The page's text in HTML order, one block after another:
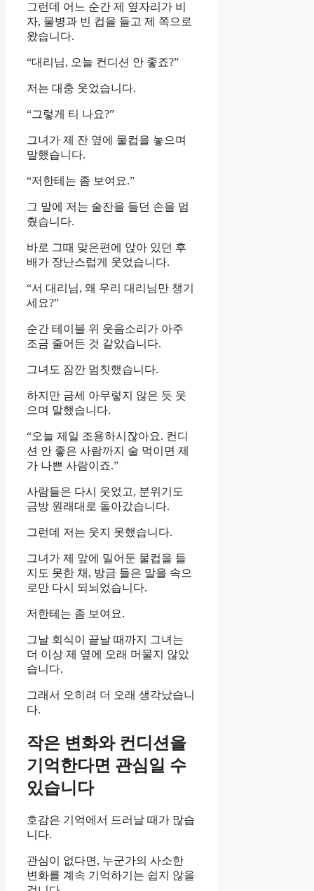
그런데 어느 순간 제 옆자리가 비
자, 물병과 빈 컵을 들고 제 쪽으로
왔습니다.
“대리님, 오늘 컨디션 안 좋죠?”
저는 대충 웃었습니다.
“그렇게 티 나요?”
그녀가 제 잔 옆에 물컵을 놓으며
말했습니다.
“저한테는 좀 보여요.”
그 말에 저는 술잔을 들던 손을 멈
췄습니다.
바로 그때 맞은편에 앉아 있던 후
배가 장난스럽게 웃었습니다.
“서 대리님, 왜 우리 대리님만 챙기
세요?”
순간 테이블 위 웃음소리가 아주
조금 줄어든 것 같았습니다.
그녀도 잠깐 멈칫했습니다.
하지만 금세 아무렇지 않은 듯 웃
으며 말했습니다.
“오늘 제일 조용하시잖아요. 컨디
션 안 좋은 사람까지 술 먹이면 제
가 나쁜 사람이죠.”
사람들은 다시 웃었고, 분위기도
금방 원래대로 돌아갔습니다.
그런데 저는 웃지 못했습니다.
그녀가 제 앞에 밀어둔 물컵을 들
지도 못한 채, 방금 들은 말을 속으
로만 다시 되뇌었습니다.
저한테는 좀 보여요.
그날 회식이 끝날 때까지 그녀는
더 이상 제 옆에 오래 머물지 않았
습니다.
그래서 오히려 더 오래 생각났습니
다.
작은 변화와 컨디션을
기억한다면 관심일 수
있습니다
호감은 기억에서 드러날 때가 많습
니다.
관심이 없다면, 누군가의 사소한
변화를 계속 기억하기는 쉽지 않을